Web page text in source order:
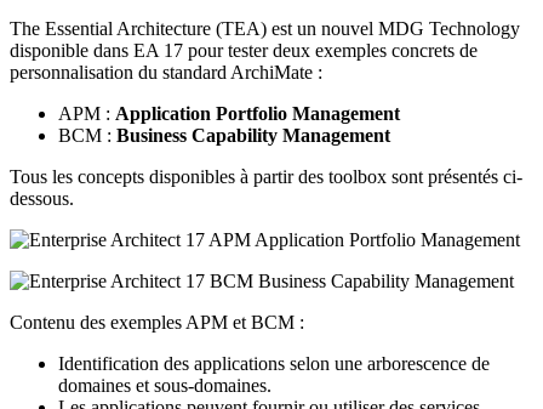
The Essential Architecture (TEA) est un nouvel MDG Technology
disponible dans EA 17 pour tester deux exemples concrets de
personnalisation du standard ArchiMate :
APM : Application Portfolio Management
BCM : Business Capability Management
Tous les concepts disponibles à partir des toolbox sont présentés ci-
dessous.
Contenu des exemples APM et BCM :
Identification des applications selon une arborescence de
domaines et sous-domaines.